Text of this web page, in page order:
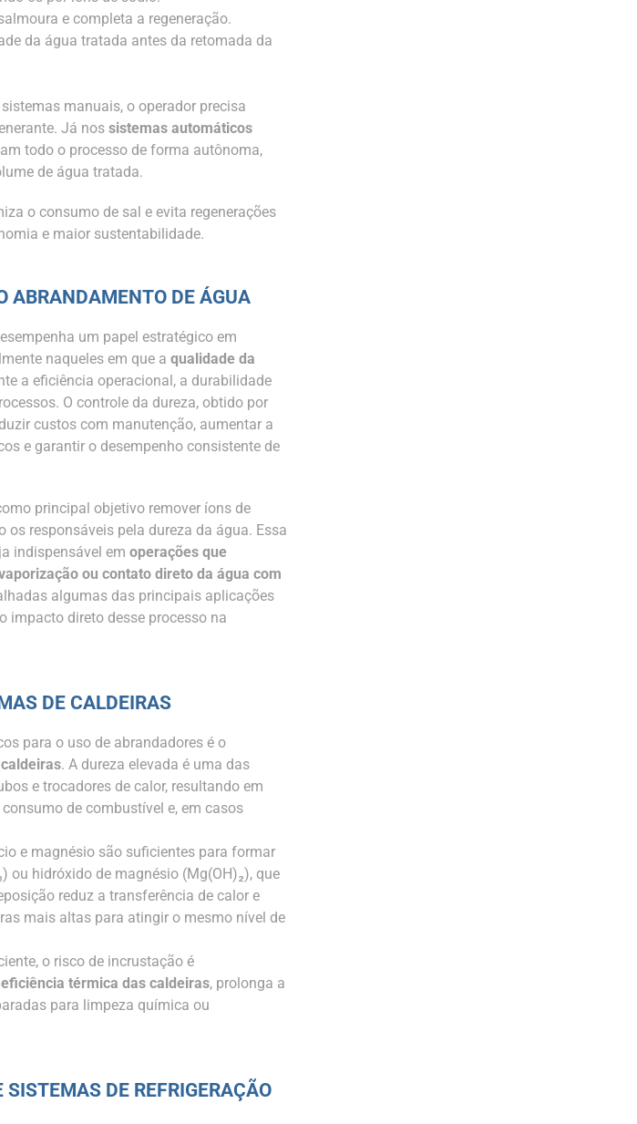
e completa a regeneração.
da água tratada antes da retomada da
manuais, o operador precisa
Já nossistemas automáticos
todo o processo de forma autônoma,
de água tratada.
o consumo de sal e evita regenerações
e maior sustentabilidade.
ABRANDAMENTO DE ÁGUA
um papel estratégico em
naqueles em que aqualidade da
a eficiência operacional, a durabilidade
O controle da dureza, obtido por
custos com manutenção, aumentar a
e garantir o desempenho consistente de
principal objetivo remover íons de
os responsáveis pela dureza da água. Essa
indispensável emoperações que
ou contato direto da água com
algumas das principais aplicações
impacto direto desse processo na
DE CALDEIRAS
para o uso de abrandadores é o
. A dureza elevada é uma das
e trocadores de calor, resultando em
de combustível e, em casos
e magnésio são suficientes para formar
ou hidróxido de magnésio (Mg(OH)₂), que
reduz a transferência de calor e
mais altas para atingir o mesmo nível de
o risco de incrustação é
eficiência térmica das caldeiras, prolonga a
para limpeza química ou
DE REFRIGERAÇÃO